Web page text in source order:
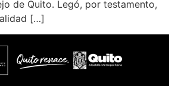
de Quito. Legó, por testamento,
[…]